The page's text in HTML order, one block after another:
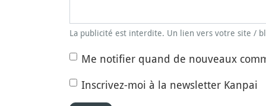
La publicité est interdite. Un lien vers votre site /
Me notifier quand de nouveaux
Inscrivez-moi à la newsletter Kanpai